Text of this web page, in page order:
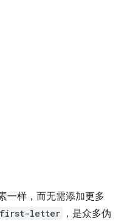
一样，而无需添加更多
letter ，是众多伪